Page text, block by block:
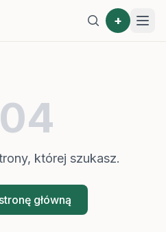
+
której szukasz.
główną